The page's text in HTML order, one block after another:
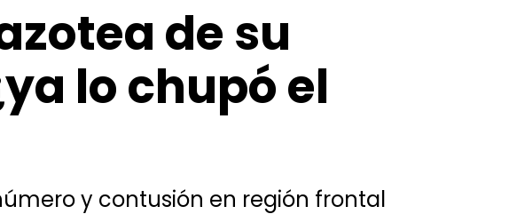
de su
lo chupó el
y contusión en región frontal